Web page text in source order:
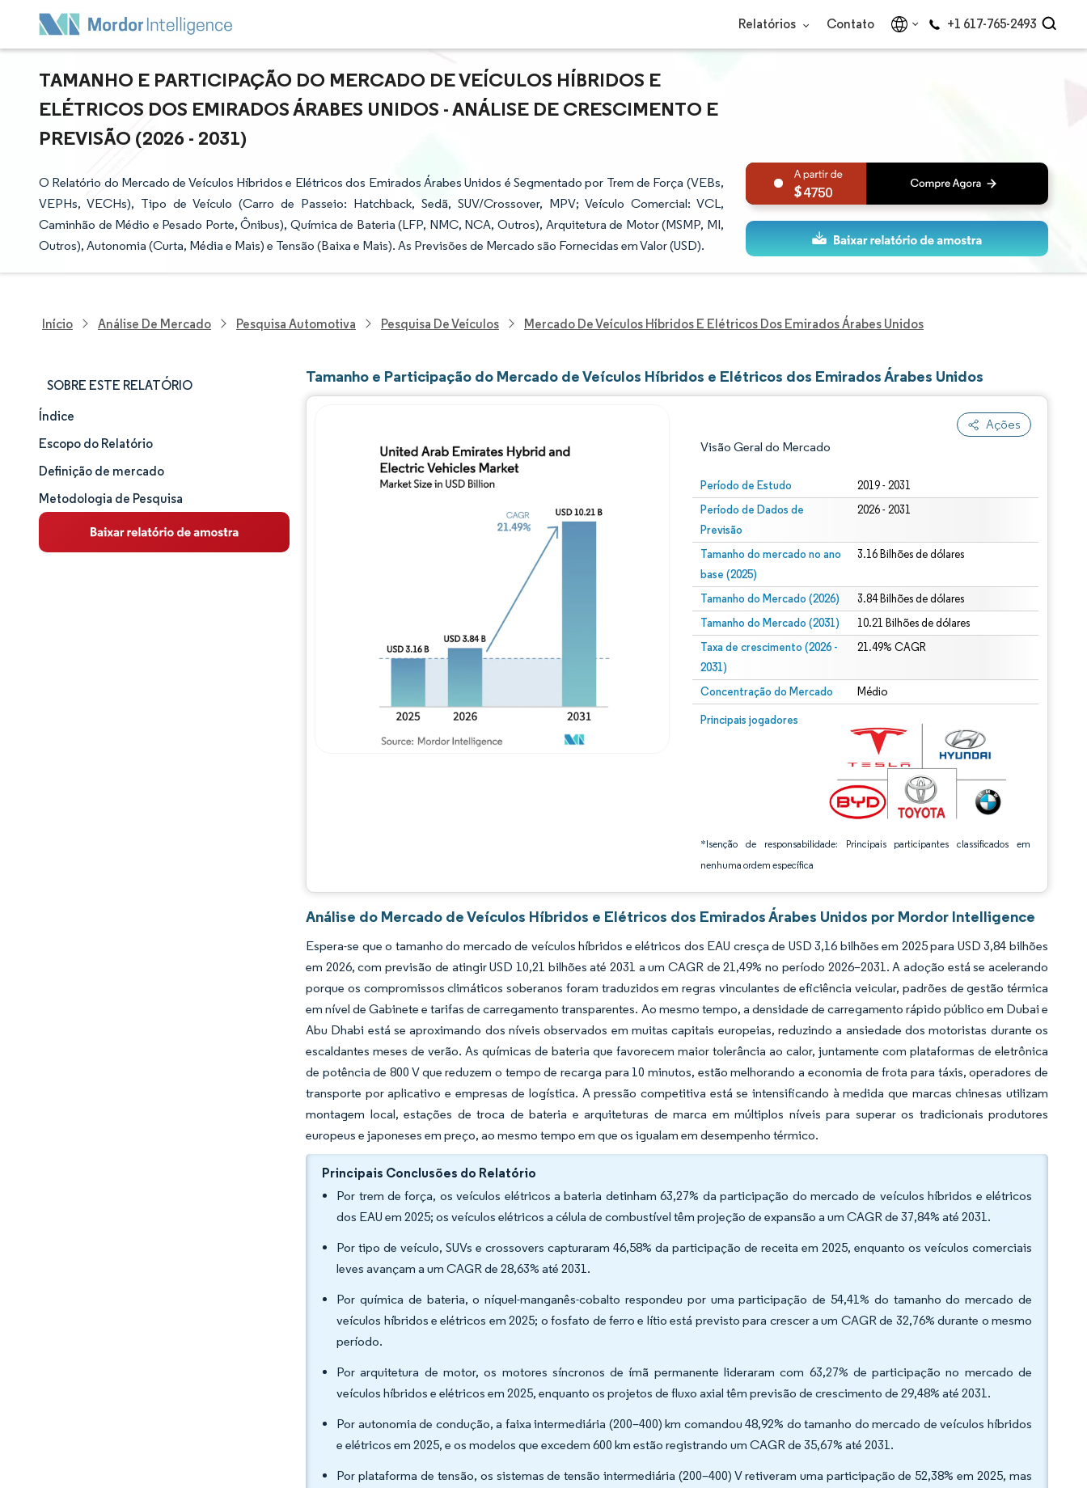
Relatórios Contato +1 617-765-2493
TAMANHO E PARTICIPAÇÃO DO MERCADO DE VEÍCULOS HÍBRIDOS E
ELÉTRICOS DOS EMIRADOS ÁRABES UNIDOS - ANÁLISE DE CRESCIMENTO E
PREVISÃO (2026 - 2031)
O Relatório do Mercado de Veículos Híbridos e Elétricos dos Emirados Árabes Unidos é Segmentado por Trem de Força (VEBs,
VEPHs, VECHs), Tipo de Veículo (Carro de Passeio: Hatchback, Sedã, SUV/Crossover, MPV; Veículo Comercial: VCL,
Caminhão de Médio e Pesado Porte, Ônibus), Química de Bateria (LFP, NMC, NCA, Outros), Arquitetura de Motor (MSMP, MI,
Outros), Autonomia (Curta, Média e Mais) e Tensão (Baixa e Mais). As Previsões de Mercado são Fornecidas em Valor (USD).
4750
Início Análise De Mercado Pesquisa Automotiva Pesquisa De Veículos Mercado De Veículos Híbridos E Elétricos Dos Emirados Árabes Unidos
SOBRE ESTE RELATÓRIO
Tamanho e participação de mercado
Análise de mercado
Tendências e insights
Análise de segmentos
Índice
Escopo do Relatório
Definição de mercado
Metodologia de Pesquisa
Tamanho e Participação do Mercado de Veículos Híbridos e Elétricos dos Emirados Árabes Unidos
Ações
Visão Geral do Mercado
Período de Estudo 2019 - 2031
Período de Dados de
Previsão
2026 - 2031
Tamanho do mercado no ano
base (2025)
3.16 Bilhões de dólares
Tamanho do Mercado (2026) 3.84 Bilhões de dólares
Tamanho do Mercado (2031) 10.21 Bilhões de dólares
Taxa de crescimento (2026 -
2031)
21.49% CAGR
Concentração do Mercado Médio
Principais jogadores
*Isenção de responsabilidade: Principais participantes classificados em
nenhuma ordem específica
Imagem © Mordor Intelligence. O reuso requer atribuição conforme CC BY 4.0.
Imagem © Mordor Intelligence. O reuso requer atribuição conforme CC BY 4.0.
Análise do Mercado de Veículos Híbridos e Elétricos dos Emirados Árabes Unidos por Mordor Intelligence
Espera-se que o tamanho do mercado de veículos híbridos e elétricos dos EAU cresça de USD 3,16 bilhões em 2025 para USD 3,84 bilhões
em 2026, com previsão de atingir USD 10,21 bilhões até 2031 a um CAGR de 21,49% no período 2026–2031. A adoção está se acelerando
porque os compromissos climáticos soberanos foram traduzidos em regras vinculantes de eficiência veicular, padrões de gestão térmica
em nível de Gabinete e tarifas de carregamento transparentes. Ao mesmo tempo, a densidade de carregamento rápido público em Dubai e
Abu Dhabi está se aproximando dos níveis observados em muitas capitais europeias, reduzindo a ansiedade dos motoristas durante os
escaldantes meses de verão. As químicas de bateria que favorecem maior tolerância ao calor, juntamente com plataformas de eletrônica
de potência de 800 V que reduzem o tempo de recarga para 10 minutos, estão melhorando a economia de frota para táxis, operadores de
transporte por aplicativo e empresas de logística. A pressão competitiva está se intensificando à medida que marcas chinesas utilizam
montagem local, estações de troca de bateria e arquiteturas de marca em múltiplos níveis para superar os tradicionais produtores
europeus e japoneses em preço, ao mesmo tempo em que os igualam em desempenho térmico.
Principais Conclusões do Relatório
Por trem de força, os veículos elétricos a bateria detinham 63,27% da participação do mercado de veículos híbridos e elétricos
dos EAU em 2025; os veículos elétricos a célula de combustível têm projeção de expansão a um CAGR de 37,84% até 2031.
Por tipo de veículo, SUVs e crossovers capturaram 46,58% da participação de receita em 2025, enquanto os veículos comerciais
leves avançam a um CAGR de 28,63% até 2031.
Por química de bateria, o níquel-manganês-cobalto respondeu por uma participação de 54,41% do tamanho do mercado de
veículos híbridos e elétricos em 2025; o fosfato de ferro e lítio está previsto para crescer a um CAGR de 32,76% durante o mesmo
período.
Por arquitetura de motor, os motores síncronos de ímã permanente lideraram com 63,27% de participação no mercado de
veículos híbridos e elétricos em 2025, enquanto os projetos de fluxo axial têm previsão de crescimento de 29,48% até 2031.
Por autonomia de condução, a faixa intermediária (200–400) km comandou 48,92% do tamanho do mercado de veículos híbridos
e elétricos em 2025, e os modelos que excedem 600 km estão registrando um CAGR de 35,67% até 2031.
Por plataforma de tensão, os sistemas de tensão intermediária (200–400) V retiveram uma participação de 52,38% em 2025, mas